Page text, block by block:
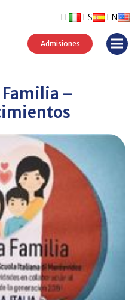
ES EN
IT
Admisiones
Familia –